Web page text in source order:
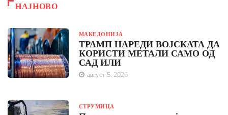
НАЈНОВО
МАКЕДОНИЈА
ТРАМП НАРЕДИ ВОЈСКАТА ДА
КОРИСТИ МЕТАЛИ САМО ОД
САД ИЛИ
август 5, 2026
СТРУМИЦА